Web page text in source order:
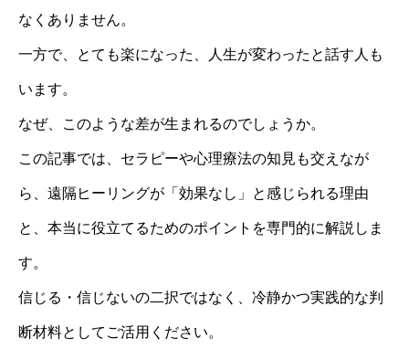
なくありません。
一方で、とても楽になった、人生が変わったと話す人も
います。
なぜ、このような差が生まれるのでしょうか。
この記事では、セラピーや心理療法の知見も交えなが
ら、遠隔ヒーリングが「効果なし」と感じられる理由
と、本当に役立てるためのポイントを専門的に解説しま
す。
信じる・信じないの二択ではなく、冷静かつ実践的な判
断材料としてご活用ください。